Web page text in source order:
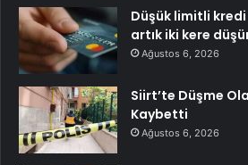
Düşük limitli
artık iki kere
Ağustos 6, 2026
Siirt’te Düşme
Kaybetti
Ağustos 6, 2026